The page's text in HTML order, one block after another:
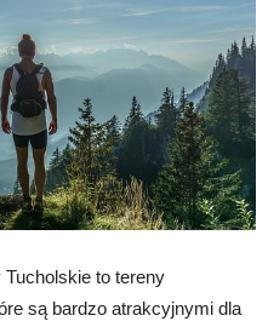
to tereny
są bardzo atrakcyjnymi dla